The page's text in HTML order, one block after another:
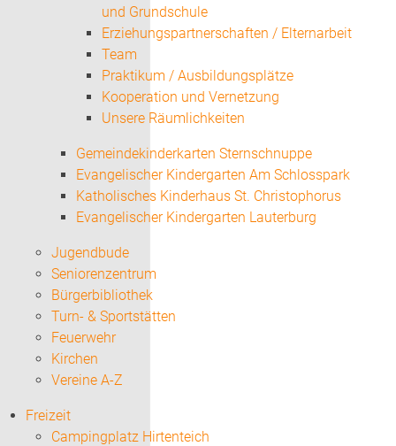
und Grundschule
Erziehungspartnerschaften / Elternarbeit
Team
Praktikum / Ausbildungsplätze
Kooperation und Vernetzung
Unsere Räumlichkeiten
Gemeindekinderkarten Sternschnuppe
Evangelischer Kindergarten Am Schlosspark
Katholisches Kinderhaus St. Christophorus
Evangelischer Kindergarten Lauterburg
Jugendbude
Seniorenzentrum
Bürgerbibliothek
Turn- & Sportstätten
Feuerwehr
Kirchen
Vereine A-Z
Freizeit
Campingplatz Hirtenteich